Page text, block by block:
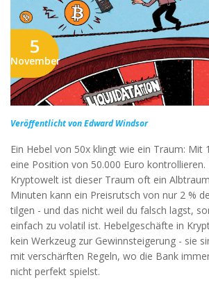
5
November
Veröffentlicht von Edward Windsor
Ein Hebel von 50x klingt wie ein Traum: Mit
eine Position von 50.000 Euro
Kryptowelt ist dieser Traum oft ein
Minuten kann ein Preisrutsch von nur 2 %
tilgen - und das nicht weil du falsch lagst,
einfach zu volatil ist. Hebelgeschäfte in
kein Werkzeug zur Gewinnsteigerung - sie
mit verschärften Regeln, wo die Bank
nicht perfekt spielst.